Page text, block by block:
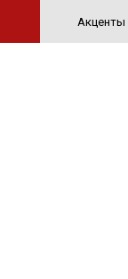
Акценты